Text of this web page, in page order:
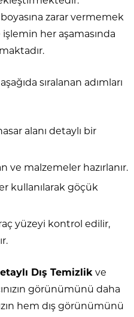
boyasına zarar vermemek
her aşamasında
sıralanan adımları
alanı detaylı bir
ve malzemeler hazırlanır.
kullanılarak göçük
yüzeyi kontrol edilir,
Dış Temizlik ve
görünümünü daha
hem dış görünümünü